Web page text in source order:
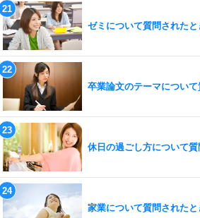
ゼミについて質問されたと
卒業論文のテーマについて
休日の過ごし方について質
家業について質問されたと